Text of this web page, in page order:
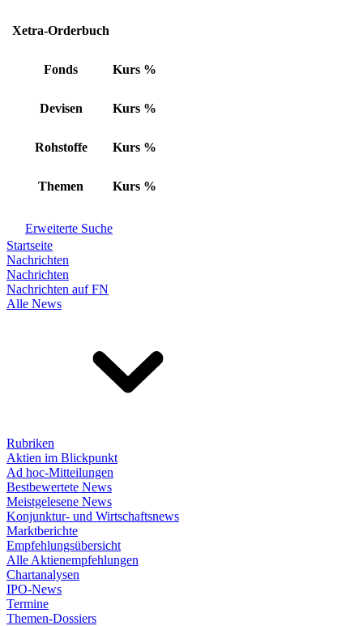
Xetra-Orderbuch
Fonds Kurs %
Devisen Kurs %
Rohstoffe Kurs %
Themen Kurs %
Erweiterte Suche
Startseite
Nachrichten
Nachrichten
Nachrichten auf FN
Alle News
Rubriken
Aktien im Blickpunkt
Ad hoc-Mitteilungen
Bestbewertete News
Meistgelesene News
Konjunktur- und Wirtschaftsnews
Marktberichte
Empfehlungsübersicht
Alle Aktienempfehlungen
Chartanalysen
IPO-News
Termine
Themen-Dossiers